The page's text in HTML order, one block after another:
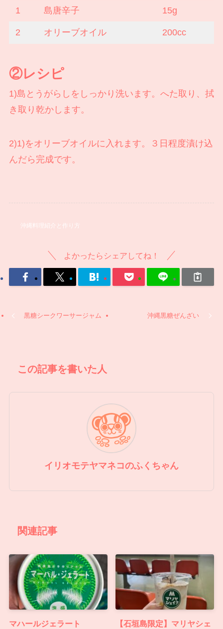
1 島唐辛子 15g
2 オリーブオイル 200cc
②レシピ
1)島とうがらしをしっかり洗います。へた取り、拭
き取り乾かします。
2)1)をオリーブオイルに入れます。３日程度漬け込
んだら完成です。
沖縄料理紹介と作り方
よかったらシェアしてね！
黒糖シークワーサージャム 沖縄黒糖ぜんざい
この記事を書いた人
イリオモテヤマネコのふくちゃん
関連記事
マハールジェラート
【石垣島限定】マリヤシェ